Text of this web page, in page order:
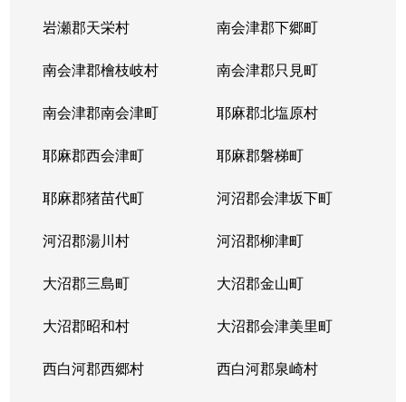
岩瀬郡天栄村 南会津郡下郷町
南会津郡檜枝岐村 南会津郡只見町
南会津郡南会津町 耶麻郡北塩原村
耶麻郡西会津町 耶麻郡磐梯町
耶麻郡猪苗代町 河沼郡会津坂下町
河沼郡湯川村 河沼郡柳津町
大沼郡三島町 大沼郡金山町
大沼郡昭和村 大沼郡会津美里町
西白河郡西郷村 西白河郡泉崎村